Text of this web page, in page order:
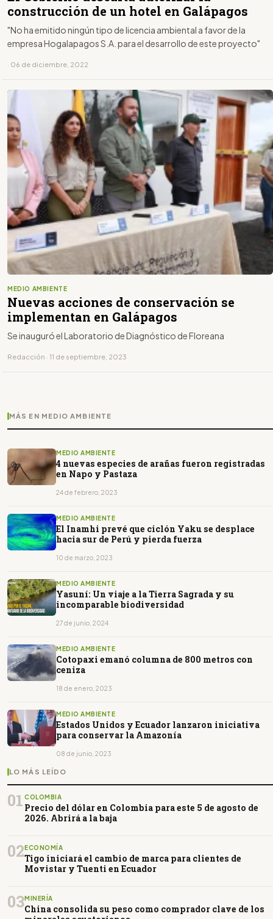
construcción de un hotel en Galápagos
"No ha emitido ningún tipo de licencia ambiental a favor de la
empresa Hogalapagos S.A. para el desarrollo de este proyecto"
· 06 de diciembre, 2022
MEDIO AMBIENTE
Nuevas acciones de conservación se
implementan en Galápagos
Se inauguró el Laboratorio de Diagnóstico de Floreana
Redacción · 11 de septiembre, 2023
MÁS EN MEDIO AMBIENTE
MEDIO AMBIENTE
4 nuevas especies de arañas fueron registradas
en Napo y Pastaza
24 de febrero, 2023
MEDIO AMBIENTE
El Inamhi prevé que ciclón Yaku se desplace
hacia sur de Perú y pierda fuerza
10 de marzo, 2023
MEDIO AMBIENTE
Yasuní: Un viaje a la Tierra Sagrada y su
incomparable biodiversidad
27 de junio, 2024
MEDIO AMBIENTE
Cotopaxi emanó columna de 800 metros con
ceniza
18 de enero, 2023
MEDIO AMBIENTE
Estados Unidos y Ecuador lanzaron iniciativa
para conservar la Amazonía
08 de junio, 2023
LO MÁS LEÍDO
01 COLOMBIA
Precio del dólar en Colombia para este 5 de agosto de
2026. Abrirá a la baja
02ECONOMÍA
Tigo iniciará el cambio de marca para clientes de
Movistar y Tuenti en Ecuador
03MINERÍA
China consolida su peso como comprador clave de los